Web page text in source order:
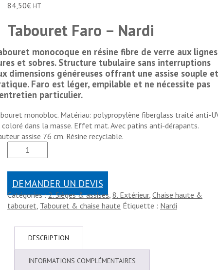
84,50€ HT
Tabouret Faro – Nardi
monocoque en résine fibre de verre aux lignes
et sobres. Structure tubulaire sans interruptions
dimensions généreuses offrant une assise souple et
Faro est léger, empilable et ne nécessite pas
particulier.
monobloc. Matériau: polypropylène fiberglass traité anti-
dans la masse. Effet mat. Avec patins anti-dérapants.
assise 76 cm. Résine recyclable.
DEMANDER UN DEVIS
Catégories :2. Sièges & assises 8. Extérieur, Chaise haute &
tabouret Tabouret & chaise haute Étiquette : Nardi
DESCRIPTION
INFORMATIONS COMPLÉMENTAIRES